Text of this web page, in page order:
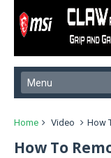
Home Video How
How To